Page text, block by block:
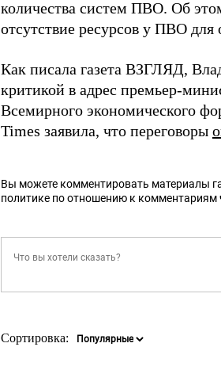
количества систем ПВО. Об
отсутствие ресурсов у ПВО для
Как писала газета ВЗГЛЯД,
критикой в адрес премьер-
Всемирного экономического
Times заявила, что переговоры
Вы можете комментировать материалы
политике по отношению к комментариям
Сортировка: